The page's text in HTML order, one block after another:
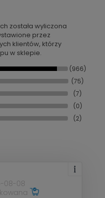
została wyliczona
przez
klientów, którzy
w sklepie.
(966)
(75)
(7)
(0)
(2)
08-08